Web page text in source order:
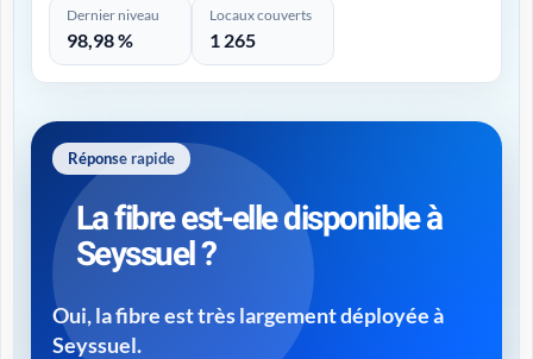
Dernier niveau
98,98 %
Locaux couverts
1 265
Réponse rapide
La fibre est-elle disponible à
Seyssuel ?
Oui, la fibre est très largement déployée à
Seyssuel.